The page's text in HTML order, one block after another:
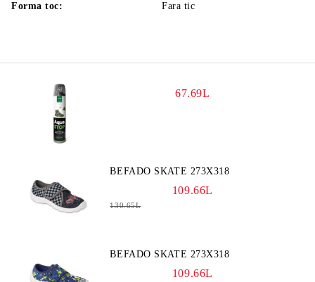
Forma toc:
Fara tic
67.69L
BEFADO SKATE 273X318
109.66L
130.65L
BEFADO SKATE 273X318
109.66L